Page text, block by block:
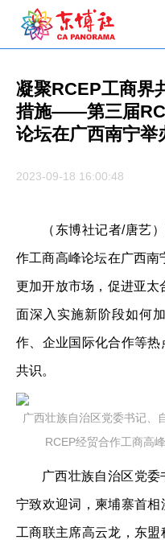
凝聚RCEP工商界
措施——第三届
论坛在广西南宁举
2023-09-18 16:00:48
（东博社记者/唐艺
作工商高峰论坛在广西南
更加开放市场，促进亚太
面深入实施新阶段如何
作、企业国际化合作等
共识。
广西壮族自治区党委书记、
RCEP经贸合作工商高
广西壮族自治区党委
宁致欢迎词，柬埔寨首
工商联主席高云龙，东